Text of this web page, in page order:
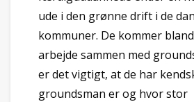
ude i den grønne drift i de
kommuner. De kommer
arbejde sammen med
er det vigtigt, at de har
groundsman er og hvor stor